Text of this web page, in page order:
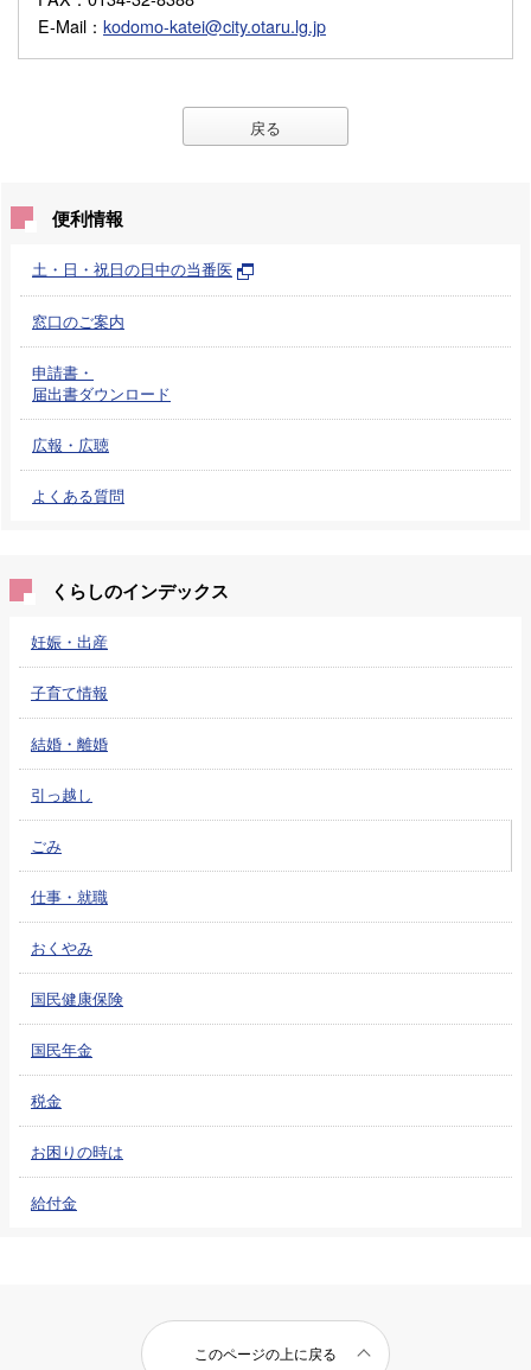
E-Mail ： kodomo-katei@city.otaru.lg.jp
戻る
便利情報
土・日・祝日の日中の当番医
窓口のご案内
申請書・
届出書ダウンロード
広報・広聴
よくある質問
くらしのインデックス
妊娠・出産
子育て情報
結婚・離婚
引っ越し
ごみ
仕事・就職
おくやみ
国民健康保険
国民年金
税金
お困りの時は
給付金
このページの上に戻る